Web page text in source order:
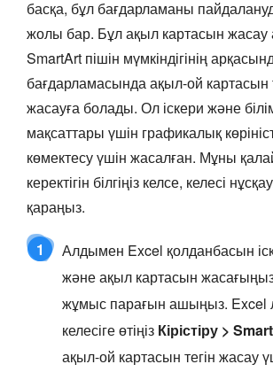
басқа, бұл бағдарламаны
жолы бар. Бұл ақыл картасын
SmartArt пішін мүмкіндігінің
бағдарламасында ақыл-ой картасын
жасауға болады. Ол іскери және
мақсаттары үшін графикалық
көмектесу үшін жасалған. Мұны
керектігін білгіңіз келсе, келесі
қараңыз.
1
Алдымен Excel қолданбасын
және ақыл картасын жасағыңыз
жұмыс парағын ашыңыз. Excel
келесіге өтіңіз Кірістіру >
ақыл-ой картасын тегін жасау